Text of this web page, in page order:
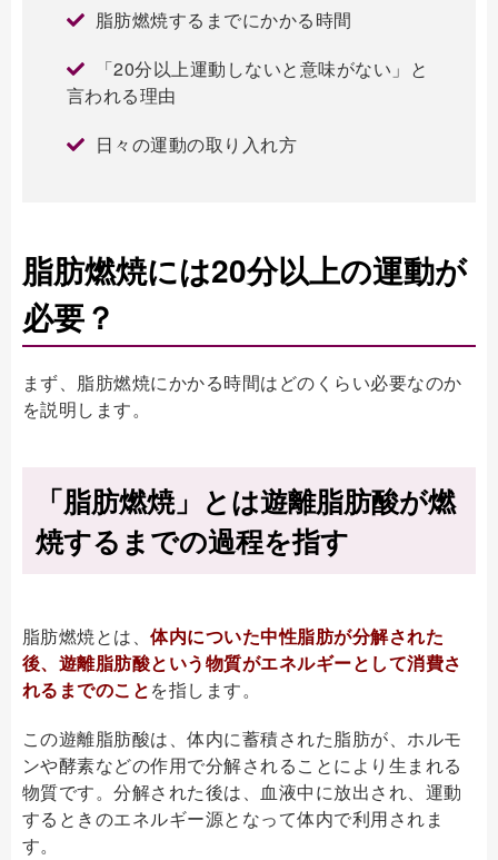
脂肪燃焼するまでにかかる時間
「20分以上運動しないと意味がない」と
言われる理由
日々の運動の取り入れ方
脂肪燃焼には20分以上の運動が
必要？
まず、脂肪燃焼にかかる時間はどのくらい必要なのか
を説明します。
「脂肪燃焼」とは遊離脂肪酸が燃
焼するまでの過程を指す
脂肪燃焼とは、体内についた中性脂肪が分解された
後、遊離脂肪酸という物質がエネルギーとして消費さ
れるまでのことを指します。
この遊離脂肪酸は、体内に蓄積された脂肪が、ホルモ
ンや酵素などの作用で分解されることにより生まれる
物質です。分解された後は、血液中に放出され、運動
するときのエネルギー源となって体内で利用されま
す。